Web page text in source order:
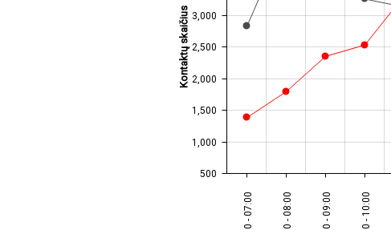
500
1,000
1,500
2,000
2,500
3,000
Kontaktų skaičius